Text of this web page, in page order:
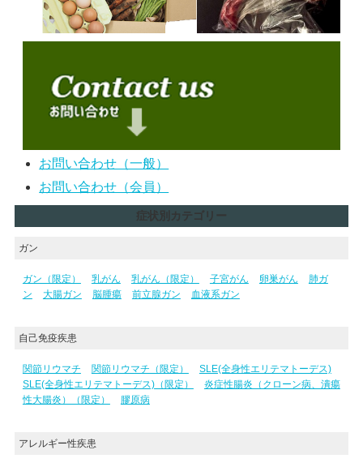
お問い合わせ（一般）
お問い合わせ（会員）
症状別カテゴリー
ガン
ガン（限定） 乳がん 乳がん（限定） 子宮がん 卵巣がん
肺ガ
ン
大腸ガン 脳腫瘍 前立腺ガン 血液系ガン
自己免疫疾患
関節リウマチ 関節リウマチ（限定）
SLE(全身性エリテマトーデス)
SLE(全身性エリテマトーデス)（限定）
炎症性腸炎（クローン病、潰瘍
性大腸炎）（限定）
膠原病
アレルギー性疾患